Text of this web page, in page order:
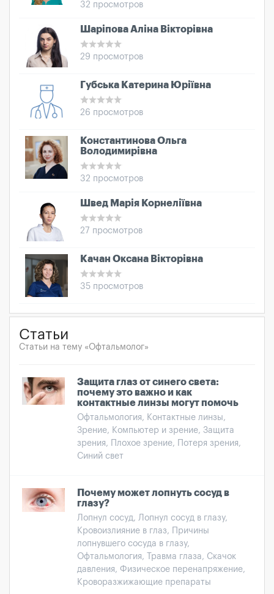
32 просмотров
Шаріпова Аліна Вікторівна
29 просмотров
Губська Катерина Юріївна
26 просмотров
Константинова Ольга
Володимирівна
32 просмотров
Швед Марія Корнеліївна
27 просмотров
Качан Оксана Вікторівна
35 просмотров
Статьи
Статьи на тему «Офтальмолог»
Защита глаз от синего света:
почему это важно и как
контактные линзы могут помочь
Офтальмология, Контактные линзы,
Зрение, Компьютер и зрение, Защита
зрения, Плохое зрение, Потеря зрения,
Синий свет
Почему может лопнуть сосуд в
глазу?
Лопнул сосуд, Лопнул сосуд в глазу,
Кровоизлияние в глаз, Причины
лопнувшего сосуда в глазу,
Офтальмология, Травма глаза, Скачок
давления, Физическое перенапряжение,
Кроворазжижающие препараты